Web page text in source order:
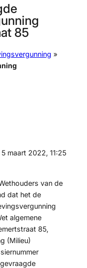
85
»
5 maart 2022, 11:25
van de
dat het de
algemene
85,
(Milieu)